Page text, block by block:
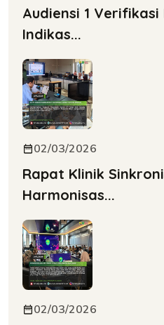
Audiensi 1
Indikas...
02/03/2026
Rapat Klinik
Harmonisas...
02/03/2026